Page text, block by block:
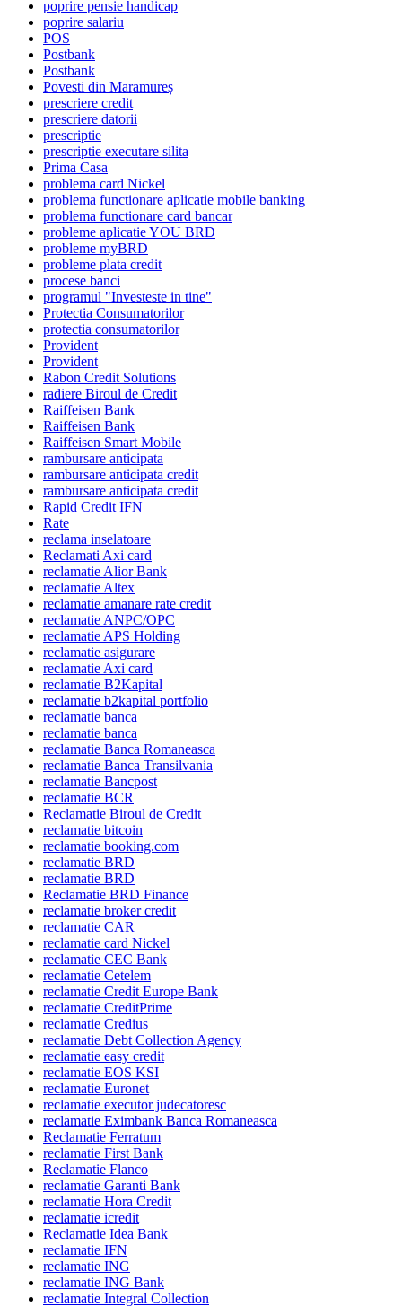
poprire pensie handicap
poprire salariu
POS
Postbank
Postbank
Povesti din Maramureș
prescriere credit
prescriere datorii
prescriptie
prescriptie executare silita
Prima Casa
problema card Nickel
problema functionare aplicatie mobile banking
problema functionare card bancar
probleme aplicatie YOU BRD
probleme myBRD
probleme plata credit
procese banci
programul "Investeste in tine"
Protectia Consumatorilor
protectia consumatorilor
Provident
Provident
Rabon Credit Solutions
radiere Biroul de Credit
Raiffeisen Bank
Raiffeisen Bank
Raiffeisen Smart Mobile
rambursare anticipata
rambursare anticipata credit
rambursare anticipata credit
Rapid Credit IFN
Rate
reclama inselatoare
Reclamati Axi card
reclamatie Alior Bank
reclamatie Altex
reclamatie amanare rate credit
reclamatie ANPC/OPC
reclamatie APS Holding
reclamatie asigurare
reclamatie Axi card
reclamatie B2Kapital
reclamatie b2kapital portfolio
reclamatie banca
reclamatie banca
reclamatie Banca Romaneasca
reclamatie Banca Transilvania
reclamatie Bancpost
reclamatie BCR
Reclamatie Biroul de Credit
reclamatie bitcoin
reclamatie booking.com
reclamatie BRD
reclamatie BRD
Reclamatie BRD Finance
reclamatie broker credit
reclamatie CAR
reclamatie card Nickel
reclamatie CEC Bank
reclamatie Cetelem
reclamatie Credit Europe Bank
reclamatie CreditPrime
reclamatie Credius
reclamatie Debt Collection Agency
reclamatie easy credit
reclamatie EOS KSI
reclamatie Euronet
reclamatie executor judecatoresc
reclamatie Eximbank Banca Romaneasca
Reclamatie Ferratum
reclamatie First Bank
Reclamatie Flanco
reclamatie Garanti Bank
reclamatie Hora Credit
reclamatie icredit
Reclamatie Idea Bank
reclamatie IFN
reclamatie ING
reclamatie ING Bank
reclamatie Integral Collection